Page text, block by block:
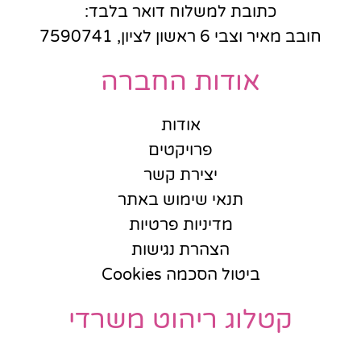
כתובת למשלוח דואר בלבד:
חובב מאיר וצבי 6 ראשון לציון, 7590741
אודות החברה
אודות
פרויקטים
יצירת קשר
תנאי שימוש באתר
מדיניות פרטיות
הצהרת נגישות
ביטול הסכמה Cookies
קטלוג ריהוט משרדי